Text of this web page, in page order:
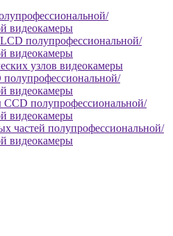
видеокамеры
полупрофессиональной/
видеокамеры
узлов видеокамеры
видеокамеры
полупрофессиональной/
видеокамеры
частей полупрофессиональной/
видеокамеры